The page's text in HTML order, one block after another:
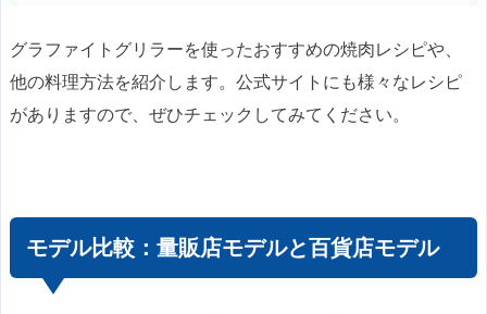
グラファイトグリラーを使ったおすすめの焼肉レシピや、
他の料理方法を紹介します。公式サイトにも様々なレシピ
がありますので、ぜひチェックしてみてください。
モデル比較：量販店モデルと百貨店モデル